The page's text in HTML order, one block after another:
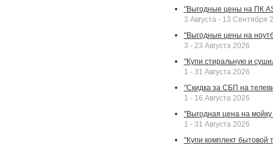
"Выгодные цены на ПК
3 Августа - 13 Сентября
"Выгодные цены на
3 - 23 Августа 2026
"Купи стиральную и
1 - 31 Августа 2026
"Скидка за СБП на
1 - 16 Августа 2026
"Выгодная цена на
1 - 31 Августа 2026
"Купи комплект бытовой